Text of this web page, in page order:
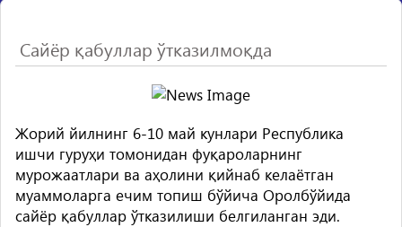
Сайёр қабуллар ўтказилмоқда
Жорий йилнинг 6-10 май кунлари Республика
ишчи гуруҳи томонидан фуқароларнинг
мурожаатлари ва аҳолини қийнаб келаётган
муаммоларга ечим топиш бўйича Оролбўйида
сайёр қабуллар ўтказилиши белгиланган эди.